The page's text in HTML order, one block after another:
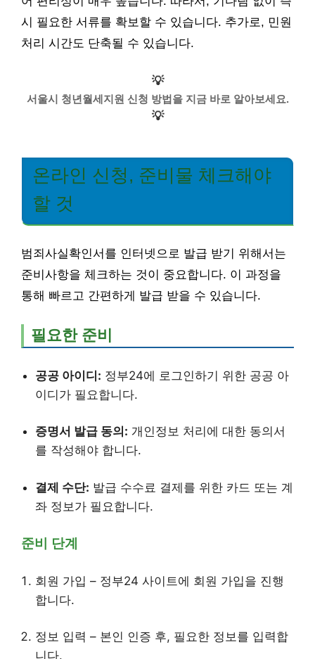
시 필요한 서류를 확보할 수 있습니다. 추가로, 민원
처리 시간도 단축될 수 있습니다.
💡
서울시 청년월세지원 신청 방법을 지금 바로 알아보세요.
💡
온라인 신청, 준비물 체크해야
할 것
범죄사실확인서를 인터넷으로 발급 받기 위해서는
준비사항을 체크하는 것이 중요합니다. 이 과정을
통해 빠르고 간편하게 발급 받을 수 있습니다.
필요한 준비
공공 아이디: 정부24에 로그인하기 위한 공공 아
이디가 필요합니다.
증명서 발급 동의: 개인정보 처리에 대한 동의서
를 작성해야 합니다.
결제 수단: 발급 수수료 결제를 위한 카드 또는 계
좌 정보가 필요합니다.
준비 단계
회원 가입 – 정부24 사이트에 회원 가입을 진행
합니다.
정보 입력 – 본인 인증 후, 필요한 정보를 입력합
니다.